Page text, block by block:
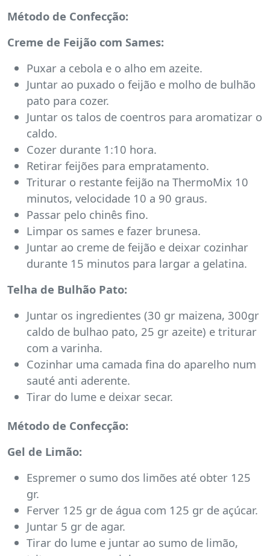
Método de Confecção:
Creme de Feijão com Sames:
Puxar a cebola e o alho em azeite.
Juntar ao puxado o feijão e molho de bulhão
pato para cozer.
Juntar os talos de coentros para aromatizar o
caldo.
Cozer durante 1:10 hora.
Retirar feijões para empratamento.
Triturar o restante feijão na ThermoMix 10
minutos, velocidade 10 a 90 graus.
Passar pelo chinês fino.
Limpar os sames e fazer brunesa.
Juntar ao creme de feijão e deixar cozinhar
durante 15 minutos para largar a gelatina.
Telha de Bulhão Pato:
Juntar os ingredientes (30 gr maizena, 300gr
caldo de bulhao pato, 25 gr azeite) e triturar
com a varinha.
Cozinhar uma camada fina do aparelho num
sauté anti aderente.
Tirar do lume e deixar secar.
Método de Confecção:
Gel de Limão:
Espremer o sumo dos limões até obter 125
gr.
Ferver 125 gr de água com 125 gr de açúcar.
Juntar 5 gr de agar.
Tirar do lume e juntar ao sumo de limão,